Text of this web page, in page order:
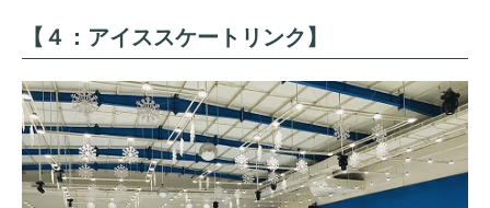
【４：アイススケートリンク】